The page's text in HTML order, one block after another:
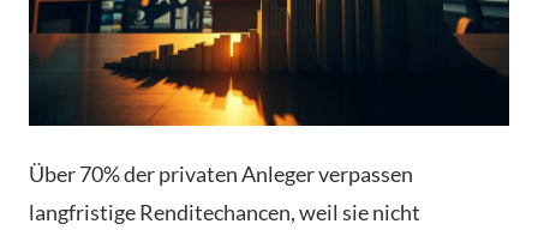
Über 70% der privaten Anleger verpassen
langfristige Renditechancen, weil sie nicht